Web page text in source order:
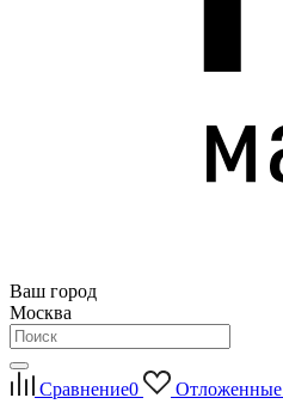
Ваш город
Москва
Сравнение0 Отложенные